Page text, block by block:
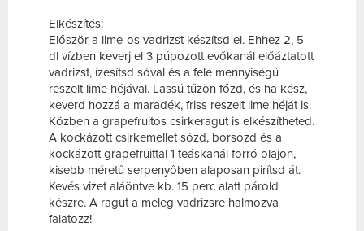
Elkészítés:
Először a lime-os vadrizst készítsd el. Ehhez 2, 5
dl vízben keverj el 3 púpozott evőkanál előáztatott
vadrizst, ízesítsd sóval és a fele mennyiségű
reszelt lime héjával. Lassú tűzön főzd, és ha kész,
keverd hozzá a maradék, friss reszelt lime héját is.
Közben a grapefruitos csirkeragut is elkészítheted.
A kockázott csirkemellet sózd, borsozd és a
kockázott grapefruittal 1 teáskanál forró olajon,
kisebb méretű serpenyőben alaposan pirítsd át.
Kevés vizet aláöntve kb. 15 perc alatt párold
készre. A ragut a meleg vadrizsre halmozva
falatozz!